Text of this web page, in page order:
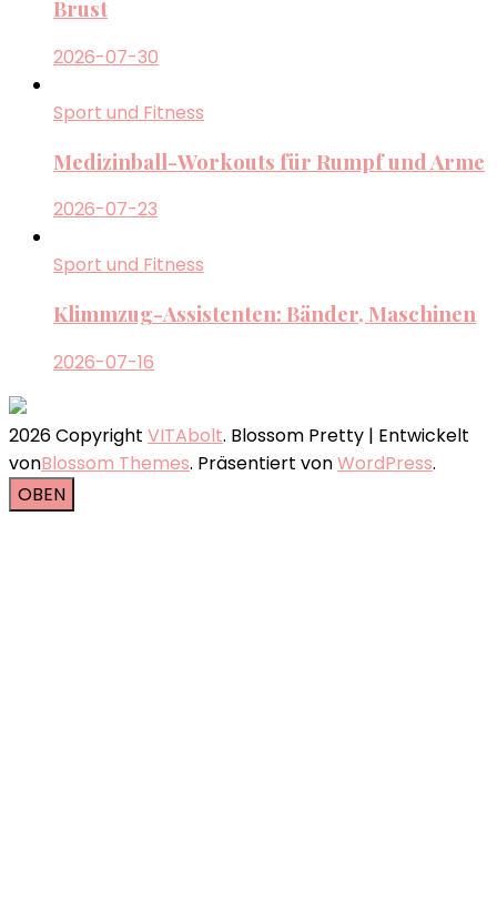
Brust
2026-07-30
Sport und Fitness
Medizinball-Workouts für Rumpf und Arme
2026-07-23
Sport und Fitness
Klimmzug-Assistenten: Bänder, Maschinen
2026-07-16
2026 Copyright VITAbolt. Blossom Pretty | Entwickelt
vonBlossom Themes. Präsentiert vonWordPress.
OBEN